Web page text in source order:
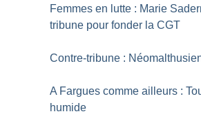
Femmes en lutte : Marie
tribune pour fonder la CGT
Contre-tribune :
A Fargues comme ailleurs :
humide